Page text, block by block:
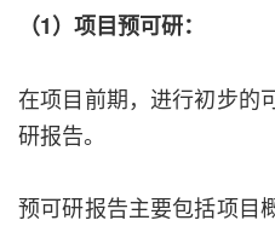
（1）项目预可研：
在项目前期，进行初步的
研报告。
预可研报告主要包括项目